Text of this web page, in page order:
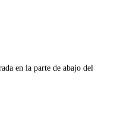
en la parte de abajo del